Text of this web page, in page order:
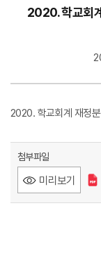
2020. 학교회
2020. 학교회계 재정
첨부파일
미리보기